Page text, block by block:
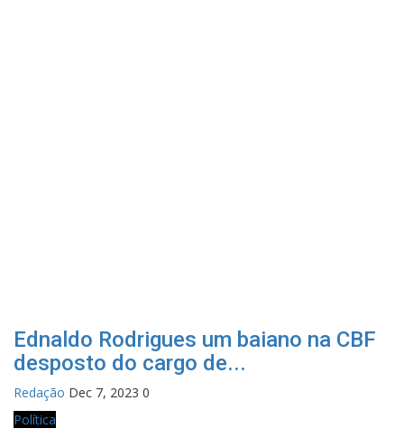
Ednaldo Rodrigues um baiano na CBF
desposto do cargo de...
Redação Dec 7, 2023 0
Política